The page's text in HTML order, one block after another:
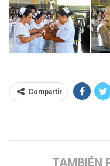
Compartir
TAMBIÉN